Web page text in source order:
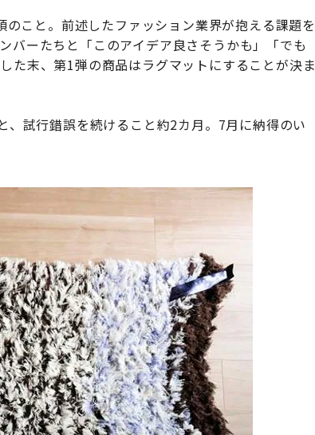
こと。前述したファッション業界が抱える課題を
バーたちと「このアイデア良さそうかも」「でも
た末、第1弾の商品はラグマットにすることが決ま
試行錯誤を続けること約2カ月。7月に納得のい